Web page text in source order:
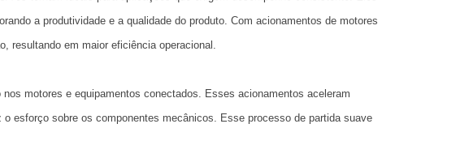
a produtividade e a qualidade do produto. Com acionamentos de motores
resultando em maior eficiência operacional.
motores e equipamentos conectados. Esses acionamentos aceleram
esforço sobre os componentes mecânicos. Esse processo de partida suave